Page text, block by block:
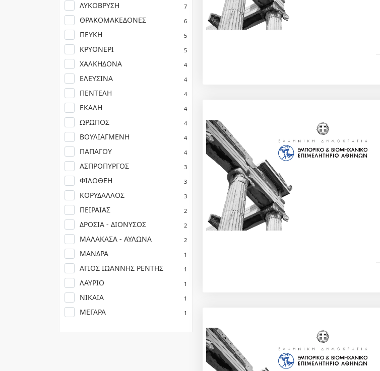
ΛΥΚΟΒΡΥΣΗ 7
ΘΡΑΚΟΜΑΚΕΔΟΝΕΣ 6
ΠΕΥΚΗ 5
ΚΡΥΟΝΕΡΙ 5
ΧΑΛΚΗΔΟΝΑ 4
ΕΛΕΥΣΙΝΑ 4
ΠΕΝΤΕΛΗ 4
ΕΚΑΛΗ 4
ΩΡΩΠΟΣ 4
ΒΟΥΛΙΑΓΜΕΝΗ 4
ΠΑΠΑΓΟΥ 4
ΑΣΠΡΟΠΥΡΓΟΣ 3
ΦΙΛΟΘΕΗ 3
ΚΟΡΥΔΑΛΛΟΣ 3
ΠΕΙΡΑΙΑΣ 2
ΔΡΟΣΙΑ - ΔΙΟΝΥΣΟΣ 2
ΜΑΛΑΚΑΣΑ - ΑΥΛΩΝΑ 2
ΜΑΝΔΡΑ 1
ΑΓΙΟΣ ΙΩΑΝΝΗΣ ΡΕΝΤΗΣ 1
ΛΑΥΡΙΟ 1
ΝΙΚΑΙΑ 1
ΜΕΓΑΡΑ 1